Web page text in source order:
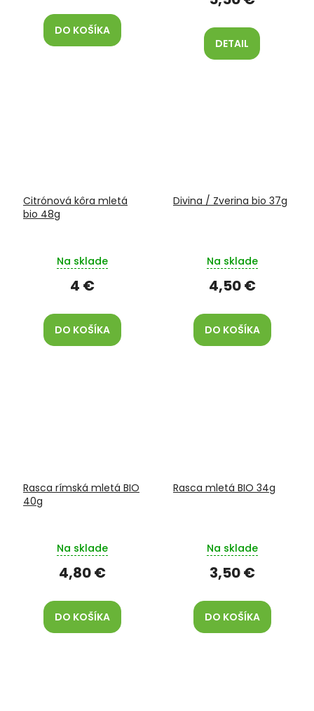
DO KOŠÍKA
DETAIL
Citrónová kôra mletá
bio 48g
Na sklade
4 €
DO KOŠÍKA
Divina / Zverina bio 37g
Na sklade
4,50 €
DO KOŠÍKA
Rasca rímská mletá BIO
40g
Na sklade
4,80 €
DO KOŠÍKA
Rasca mletá BIO 34g
Na sklade
3,50 €
DO KOŠÍKA